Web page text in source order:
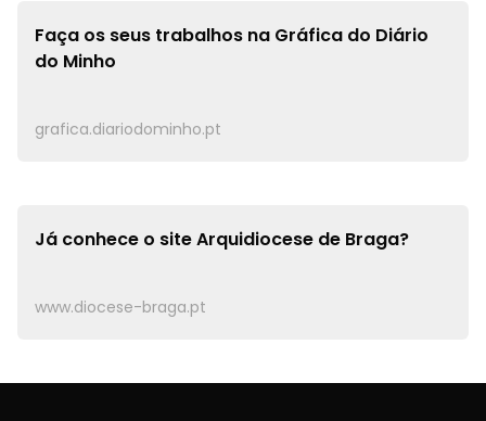
Faça os seus trabalhos na Gráfica do Diário
do Minho
grafica.diariodominho.pt
Já conhece o siteArquidiocese de Braga?
www.diocese-braga.pt